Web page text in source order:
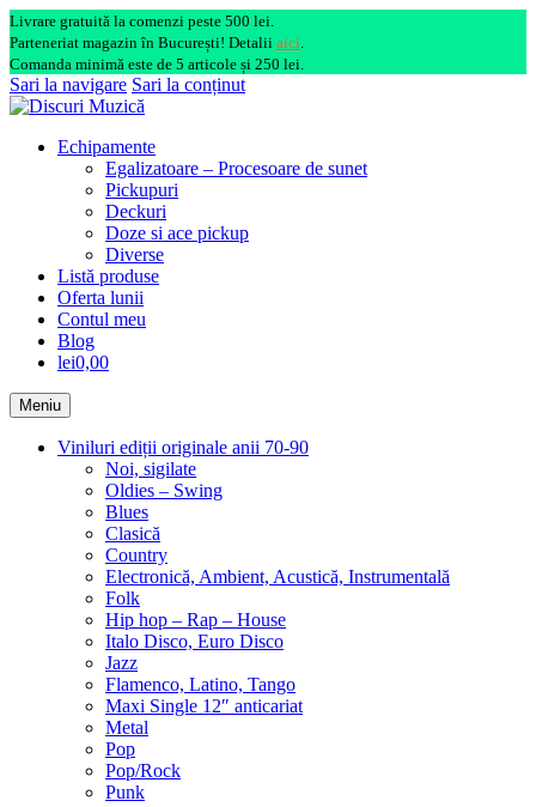
Livrare gratuită la comenzi peste 500 lei.
Parteneriat magazin în București! Detalii aici.
Comanda minimă este de 5 articole și 250 lei.
Sari la navigare Sari la conținut
Echipamente
Egalizatoare – Procesoare de sunet
Pickupuri
Deckuri
Doze si ace pickup
Diverse
Listă produse
Oferta lunii
Contul meu
Blog
lei0,00
Meniu
Viniluri ediții originale anii 70-90
Noi, sigilate
Oldies – Swing
Blues
Clasică
Country
Electronică, Ambient, Acustică, Instrumentală
Folk
Hip hop – Rap – House
Italo Disco, Euro Disco
Jazz
Flamenco, Latino, Tango
Maxi Single 12″ anticariat
Metal
Pop
Pop/Rock
Punk